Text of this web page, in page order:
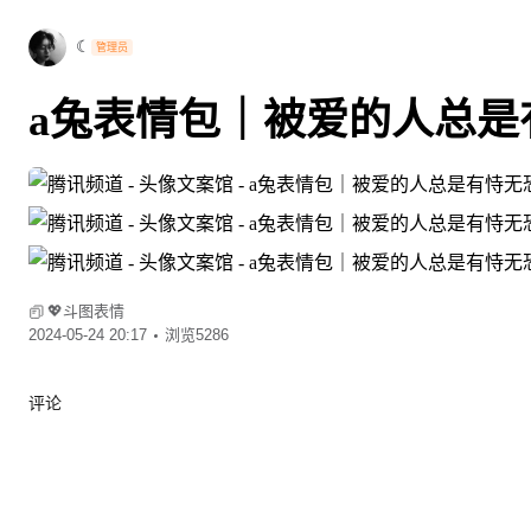
☾ 管理员
a兔表情包｜被爱的人总
💖斗图表情
2024-05-24 20:17
浏览5286
评论